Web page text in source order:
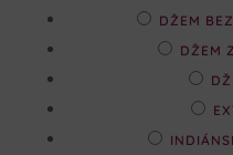
DŽEM
DŽEM